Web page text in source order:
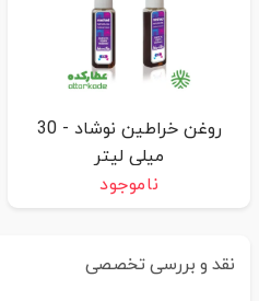
روغن خراطین نوشاد - 30
میلی لیتر
ناموجود
نقد و بررسی تخصصی